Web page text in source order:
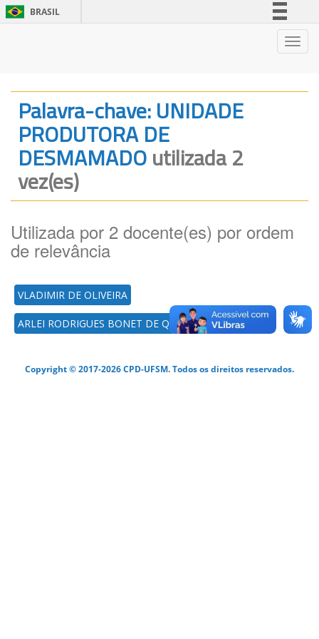
BRASIL
Legislação
Palavra-chave: UNIDADE
PRODUTORA DE
DESMAMADOutilizada 2
vez(es)
Utilizada por 2 docente(es) por ordem
de relevância
VLADIMIR DE OLIVEIRA
ARLEI RODRIGUES BONET DE QUADROS
Copyright © 2017-2026 CPD-UFSM. Todos os direitos reservados.